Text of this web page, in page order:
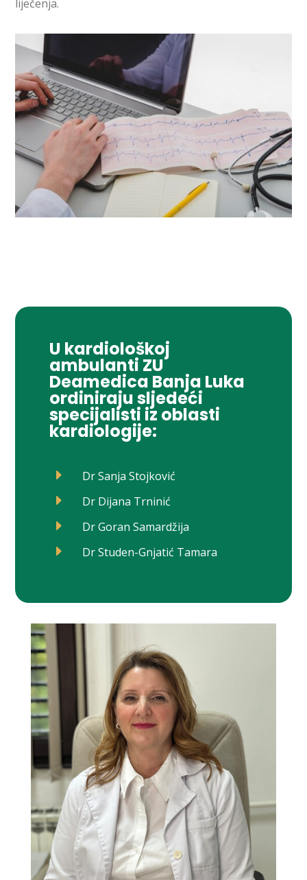
liječenja.
U kardiološkoj
ambulanti ZU
Deamedica Banja Luka
ordiniraju sljedeći
specijalisti iz oblasti
kardiologije:
E Dr Sanja Stojković
E Dr Dijana Trninić
E Dr Goran Samardžija
E Dr Studen-Gnjatić Tamara